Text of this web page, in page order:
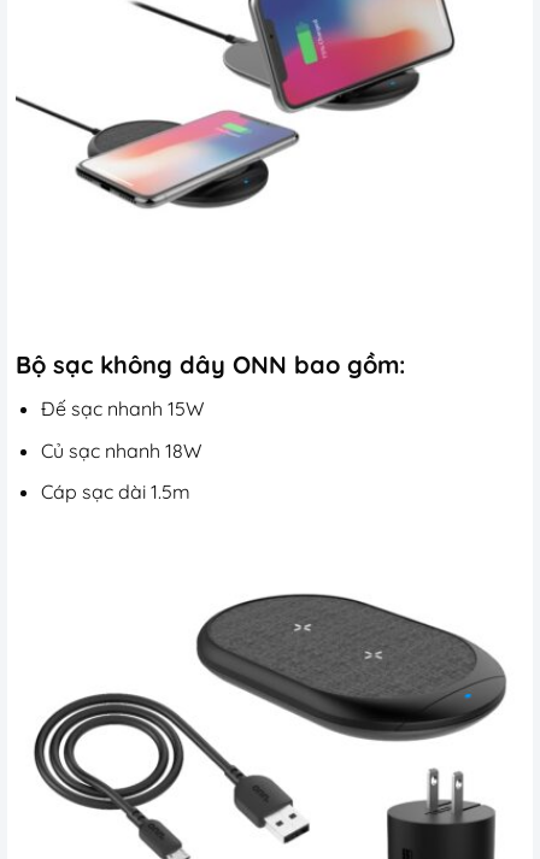
Bộ sạc không dây ONN bao gồm:
Đế sạc nhanh 15W
Củ sạc nhanh 18W
Cáp sạc dài 1.5m